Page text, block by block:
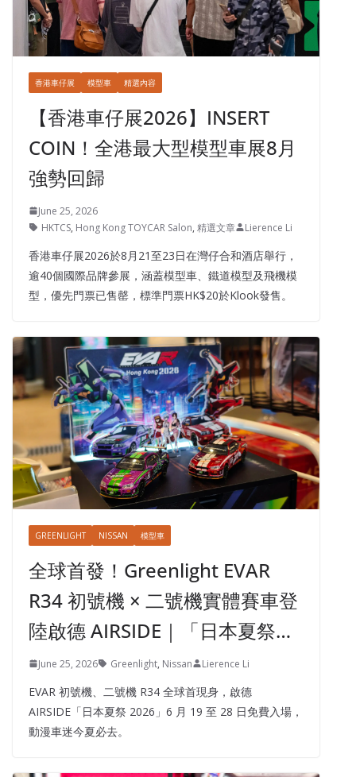
香港車仔展 模型車 精選內容
【香港車仔展2026】INSERT
COIN！全港最大型模型車展8月
強勢回歸
June 25, 2026
HKTCS, Hong Kong TOYCAR Salon, 精選文章 Lierence Li
香港車仔展2026於8月21至23日在灣仔合和酒店舉行，
逾40個國際品牌參展，涵蓋模型車、鐵道模型及飛機模
型，優先門票已售罄，標準門票HK$20於Klook發售。
GREENLIGHT NISSAN 模型車
全球首發！Greenlight EVAR
R34 初號機 × 二號機實體賽車登
陸啟德 AIRSIDE｜「日本夏祭…
June 25, 2026 Greenlight, Nissan Lierence Li
EVAR 初號機、二號機 R34 全球首現身，啟德
AIRSIDE「日本夏祭 2026」6 月 19 至 28 日免費入場，
動漫車迷今夏必去。